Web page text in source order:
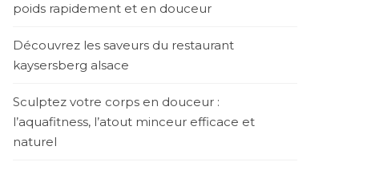
poids rapidement et en douceur
Découvrez les saveurs du restaurant
kaysersberg alsace
Sculptez votre corps en douceur :
l’aquafitness, l’atout minceur efficace et
naturel